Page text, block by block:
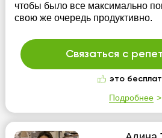
чтобы было все максимально
свою же очередь продуктивно.
Связаться с
это
Подробнее